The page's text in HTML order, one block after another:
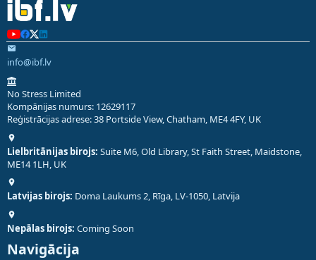
info@ibf.lv
No Stress Limited
Kompānijas numurs: 12629117
Reģistrācijas adrese: 38 Portside View, Chatham, ME4 4FY, UK
Lielbritānijas birojs: Suite M6, Old Library, St Faith Street, Maidstone,
ME14 1LH, UK
Latvijas birojs: Doma Laukums 2, Rīga, LV-1050, Latvija
Nepālas birojs: Coming Soon
Navigācija